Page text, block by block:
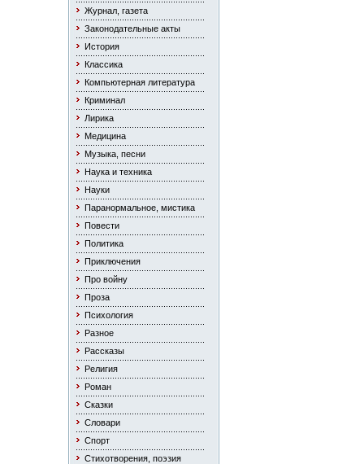
Журнал, газета
Законодательные акты
История
Классика
Компьютерная литература
Криминал
Лирика
Медицина
Музыка, песни
Наука и техника
Науки
Паранормальное, мистика
Повести
Политика
Приключения
Про войну
Проза
Психология
Разное
Рассказы
Религия
Роман
Сказки
Словари
Спорт
Стихотворения, поэзия